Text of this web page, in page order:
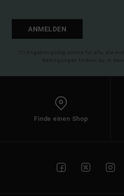
ANMELDEN
(*) Angebot gültig online für alle, die
Bedingungen findest du in
Finde einen Shop